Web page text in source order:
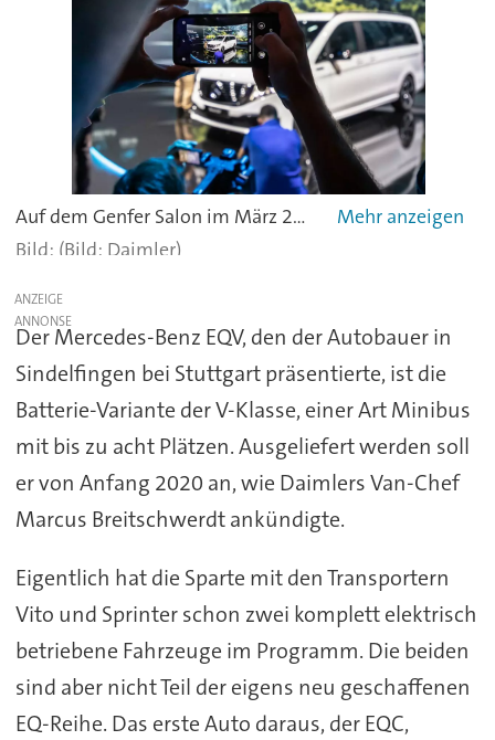
Auf dem Genfer Salon im März 2019 präsentierte Mercedes-Benz Vans den Concept EQV noch als Studie. Jetzt feiert die Serienversion als Mercedes-Benz EQV ihre Premiere. -
(Bild: Daimler)
ANZEIGE
Der Mercedes-Benz EQV, den der Autobauer in
Sindelfingen bei Stuttgart präsentierte, ist die
Batterie-Variante der V-Klasse, einer Art Minibus
mit bis zu acht Plätzen. Ausgeliefert werden soll
er von Anfang 2020 an, wie Daimlers Van-Chef
Marcus Breitschwerdt ankündigte.
Eigentlich hat die Sparte mit den Transportern
Vito und Sprinter schon zwei komplett elektrisch
betriebene Fahrzeuge im Programm. Die beiden
sind aber nicht Teil der eigens neu geschaffenen
EQ-Reihe. Das erste Auto daraus, der EQC,